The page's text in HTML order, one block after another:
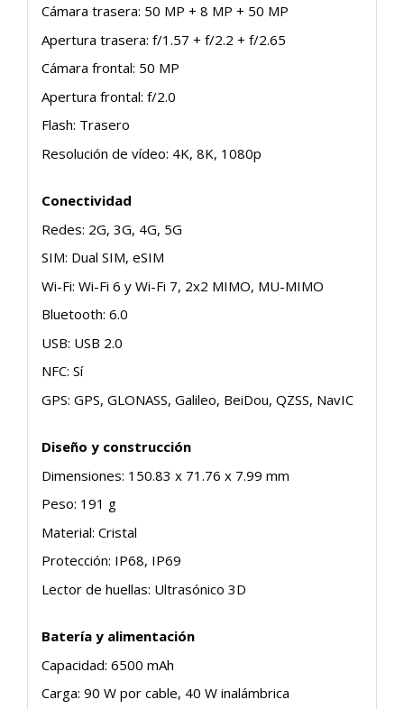
Cámara trasera: 50 MP + 8 MP + 50 MP
Apertura trasera: f/1.57 + f/2.2 + f/2.65
Cámara frontal: 50 MP
Apertura frontal: f/2.0
Flash: Trasero
Resolución de vídeo: 4K, 8K, 1080p
Conectividad
Redes: 2G, 3G, 4G, 5G
SIM: Dual SIM, eSIM
Wi-Fi: Wi-Fi 6 y Wi-Fi 7, 2x2 MIMO, MU-MIMO
Bluetooth: 6.0
USB: USB 2.0
NFC: Sí
GPS: GPS, GLONASS, Galileo, BeiDou, QZSS, NavIC
Diseño y construcción
Dimensiones: 150.83 x 71.76 x 7.99 mm
Peso: 191 g
Material: Cristal
Protección: IP68, IP69
Lector de huellas: Ultrasónico 3D
Batería y alimentación
Capacidad: 6500 mAh
Carga: 90 W por cable, 40 W inalámbrica